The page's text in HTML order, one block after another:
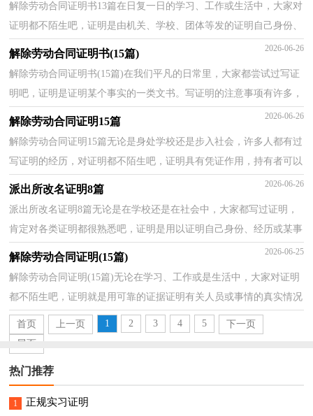
解除劳动合同证明书13篇在日复一日的学习、工作或生活中，大家对
证明都不陌生吧，证明是由机关、学校、团体等发的证明自己身份、
经历或某事真实性的一种凭证。想拟证明却不知道...
解除劳动合同证明书(15篇) 2026-06-26
解除劳动合同证明书(15篇)在我们平凡的日常里，大家都尝试过写证
明吧，证明是证明某个事实的一类文书。写证明的注意事项有许多，
你确定会写吗？下面是小编收集整理的解除劳动合同证...
解除劳动合同证明15篇 2026-06-26
解除劳动合同证明15篇无论是身处学校还是步入社会，许多人都有过
写证明的经历，对证明都不陌生吧，证明具有凭证作用，持有者可以
凭借它证明自己的身份、经历或某事真实性。那么拟定...
派出所改名证明8篇 2026-06-26
派出所改名证明8篇无论是在学校还是在社会中，大家都写过证明，
肯定对各类证明都很熟悉吧，证明是用以证明自己身份、经历或某事
真实性的一种凭证。大家知道证明的格式吗？以下是小...
解除劳动合同证明(15篇) 2026-06-25
解除劳动合同证明(15篇)无论在学习、工作或是生活中，大家对证明
都不陌生吧，证明就是用可靠的证据证明有关人员或事情的真实情况
的书面材料。到底应如何拟定证明呢？以下是小编为...
首页 上一页 1 2 3 4 5
下一页
尾页
热门推荐
1 正规实习证明